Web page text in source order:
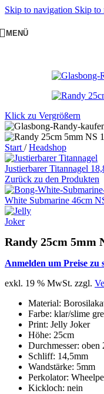
Skip to navigation Skip to
MENÜ
Klick zu Vergrößern
Start / Headshop
Justierbarer Titannagel
Zurück zu den Produkten
White Submarine 46cm
Randy 25cm 5mm
Anmelden um Preise zu
exkl. 19 % MwSt. zzgl.
Material:
Farbe: klar/slime
Print: Jelly Joker
Höhe: 25cm
Durchmesser: oben
Schliff: 14,5mm
Wandstärke: 5mm
Perkolator:
Kickloch: nein